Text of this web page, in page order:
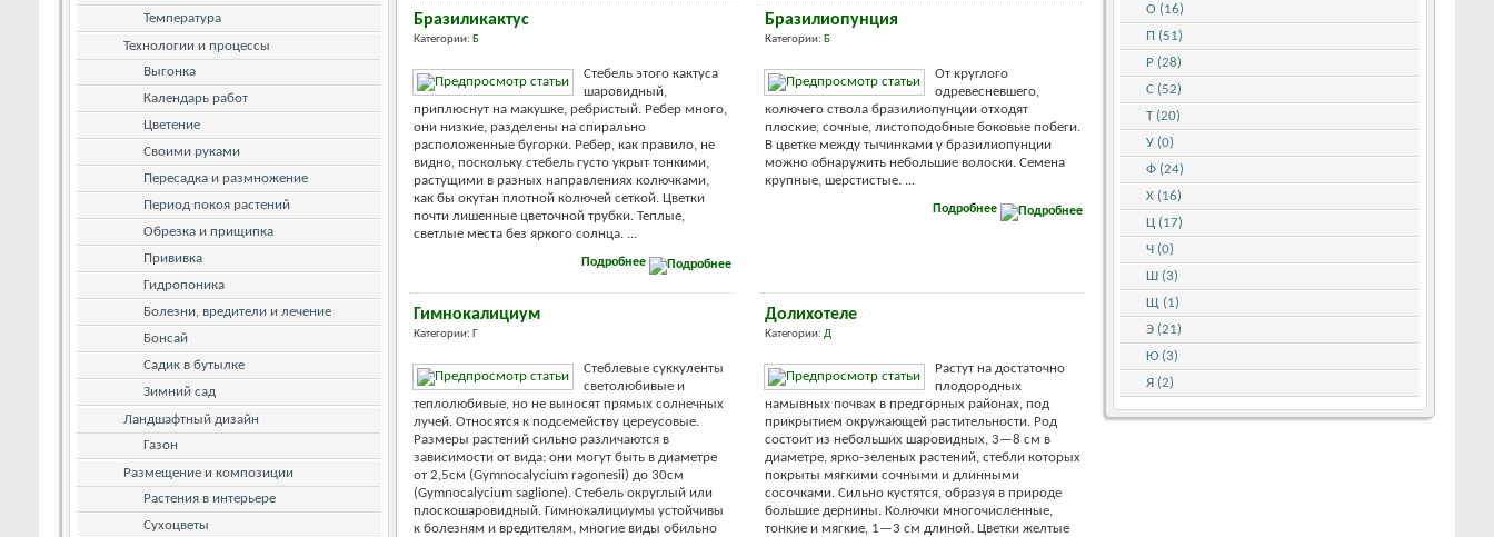
Бразиликактус
Категории: Б
Стебель этого кактуса
шаровидный,
приплюснут на макушке, ребристый. Ребер много,
они низкие, разделены на спирально
расположенные бугорки. Ребер, как правило, не
видно, поскольку стебель густо укрыт тонкими,
растущими в разных направлениях колючками,
как бы окутан плотной колючей сеткой. Цветки
почти лишенные цветочной трубки. Теплые,
светлые места без яркого солнца. ...
Подробнее
Бразилиопунция
Категории: Б
От круглого
одревесневшего,
колючего ствола бразилиопунции отходят
плоские, сочные, листоподобные боковые побеги.
В цветке между тычинками у бразилиопунции
можно обнаружить небольшие волоски. Семена
крупные, шерстистые. ...
Подробнее
Гимнокалициум
Категории: Г
Стеблевые суккуленты
светолюбивые и
теплолюбивые, но не выносят прямых солнечных
лучей. Относятся к подсемейству цереусовые.
Размеры растений сильно различаются в
зависимости от вида: они могут быть в диаметре
от 2,5см (Gymnocalycium ragonesii) до 30см
(Gymnocalycium saglione). Стебель округлый или
плоскошаровидный. Гимнокалициумы устойчивы
к болезням и вредителям, многие виды обильно
Долихотеле
Категории: Д
Растут на достаточно
плодородных
намывных почвах в предгорных районах, под
прикрытием окружающей растительности. Род
состоит из небольших шаровидных, 3—8 см в
диаметре, ярко-зеленых растений, стебли которых
покрыты мягкими сочными и длинными
сосочками. Сильно кустятся, образуя в природе
большие дернины. Колючки многочисленные,
тонкие и мягкие, 1—3 см длиной. Цветки желтые
О (16)
П (51)
Р (28)
С (52)
Т (20)
У (0)
Ф (24)
Х (16)
Ц (17)
Ч (0)
Ш (3)
Щ (1)
Э (21)
Ю (3)
Я (2)
Температура
Технологии и процессы
Выгонка
Календарь работ
Цветение
Своими руками
Пересадка и размножение
Период покоя растений
Обрезка и прищипка
Прививка
Гидропоника
Болезни, вредители и лечение
Бонсай
Садик в бутылке
Зимний сад
Ландшафтный дизайн
Газон
Размещение и композиции
Растения в интерьере
Сухоцветы